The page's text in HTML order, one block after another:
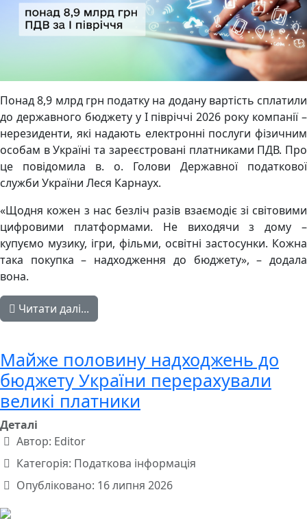
Понад 8,9 млрд грн податку на додану вартість сплатили
до державного бюджету у І півріччі 2026 року компанії –
нерезиденти, які надають електронні послуги фізичним
особам в Україні та зареєстровані платниками ПДВ. Про
це повідомила в. о. Голови Державної податкової
служби України Леся Карнаух.
«Щодня кожен з нас безліч разів взаємодіє зі світовими
цифровими платформами. Не виходячи з дому –
купуємо музику, ігри, фільми, освітні застосунки. Кожна
така покупка – надходження до бюджету», – додала
вона.
Читати далі...
Майже половину надходжень до
бюджету України перерахували
великі платники
Деталі
Автор: Editor
Категорія: Податкова інформація
Опубліковано: 16 липня 2026